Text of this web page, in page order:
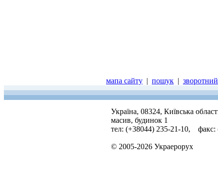
мапа сайту | пошук |
Україна, 08324, Київська
масив, будинок 1
тел: (+38044) 235-21-10, факс:
© 2005-2026 Украерорух